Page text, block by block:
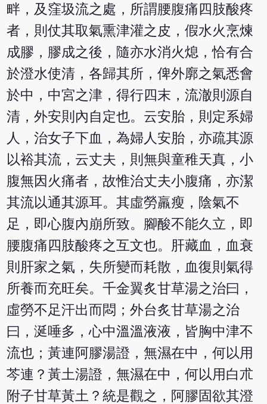
畔，及窪圾流之處，所謂腰腹痛四肢酸疼
者，則仗其取氣熏津灌之皮，假水火烹煉
成膠，膠成之後，隨亦水消火熄，恰有合
於澄水使清，各歸其所，俾外廓之氣悉會
於中，中宮之津，得行四末，流澈則源自
清，外安則內自定也。云安胎，則定系婦
人，治女子下血，為婦人安胎，亦疏其源
以裕其流，云丈夫，則無與童稚天真，小
腹無因火痛者，故惟治丈夫小腹痛，亦潔
其流以通其源耳。其虛勞羸瘦，陰氣不
足，即心腹內崩所致。腳酸不能久立，即
腰腹痛四肢酸疼之互文也。肝藏血，血衰
則肝家之氣，失所變而耗散，血復則氣得
所養而充旺矣。千金翼炙甘草湯之治曰，
虛勞不足汗出而悶；外台炙甘草湯之治
曰，涎唾多，心中溫溫液液，皆胸中津不
流也；黃連阿膠湯證，無濕在中，何以用
芩連？黃土湯證，無濕在中，何以用白朮
附子甘草黃土？統是觀之，阿膠固欲其澄